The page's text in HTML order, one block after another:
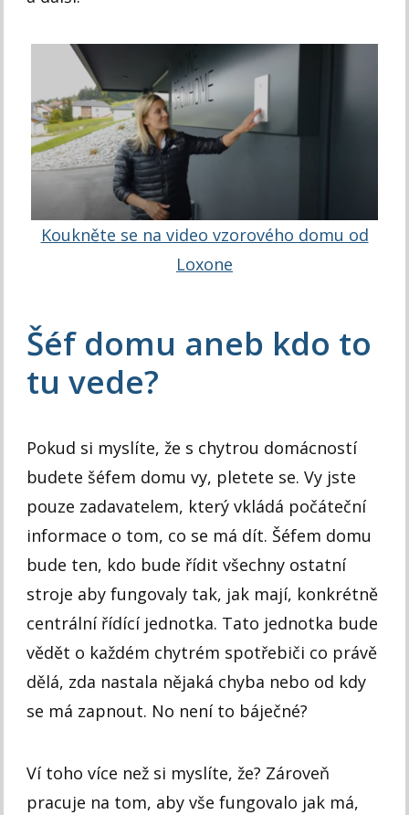
Koukněte se na video vzorového domu od
Loxone
Šéf domu aneb kdo to
tu vede?
Pokud si myslíte, že s chytrou domácností
budete šéfem domu vy, pletete se. Vy jste
pouze zadavatelem, který vkládá počáteční
informace o tom, co se má dít. Šéfem domu
bude ten, kdo bude řídit všechny ostatní
stroje aby fungovaly tak, jak mají, konkrétně
centrální řídící jednotka. Tato jednotka bude
vědět o každém chytrém spotřebiči co právě
dělá, zda nastala nějaká chyba nebo od kdy
se má zapnout. No není to báječné?
Ví toho více než si myslíte, že? Zároveň
pracuje na tom, aby vše fungovalo jak má,